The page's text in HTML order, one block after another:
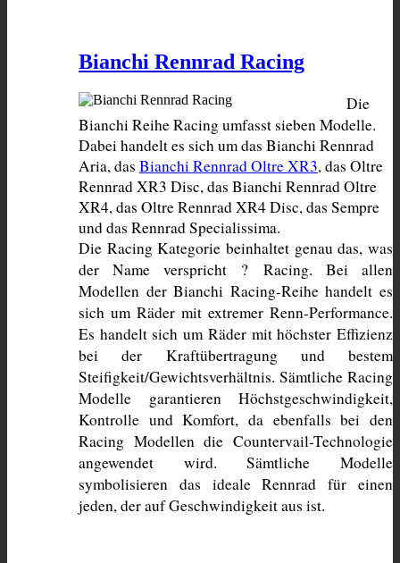
Bianchi Rennrad Racing
Die
Bianchi Reihe Racing umfasst sieben Modelle.
Dabei handelt es sich um das Bianchi Rennrad
Aria, das Bianchi Rennrad Oltre XR3, das Oltre
Rennrad XR3 Disc, das Bianchi Rennrad Oltre
XR4, das Oltre Rennrad XR4 Disc, das Sempre
und das Rennrad Specialissima.
Die Racing Kategorie beinhaltet genau das, was
der Name verspricht ? Racing. Bei allen
Modellen der Bianchi Racing-Reihe handelt es
sich um Räder mit extremer Renn-Performance.
Es handelt sich um Räder mit höchster Effizienz
bei der Kraftübertragung und bestem
Steifigkeit/Gewichtsverhältnis. Sämtliche Racing
Modelle garantieren Höchstgeschwindigkeit,
Kontrolle und Komfort, da ebenfalls bei den
Racing Modellen die Countervail-Technologie
angewendet wird. Sämtliche Modelle
symbolisieren das ideale Rennrad für einen
jeden, der auf Geschwindigkeit aus ist.